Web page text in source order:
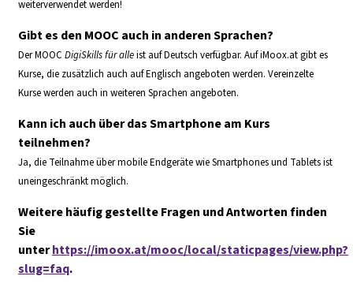
weiterverwendet werden!
Gibt es den MOOC auch in anderen Sprachen?
Der MOOC DigiSkills für alleist auf Deutsch verfügbar. Auf iMoox.at gibt es
Kurse, die zusätzlich auch auf Englisch angeboten werden. Vereinzelte
Kurse werden auch in weiteren Sprachen angeboten.
Kann ich auch über das Smartphone am Kurs
teilnehmen?
Ja, die Teilnahme über mobile Endgeräte wie Smartphones und Tablets ist
uneingeschränkt möglich.
Weitere häufig gestellte Fragen und Antworten finden
Sie
unterhttps://imoox.at/mooc/local/staticpages/view.php?
slug=faq.